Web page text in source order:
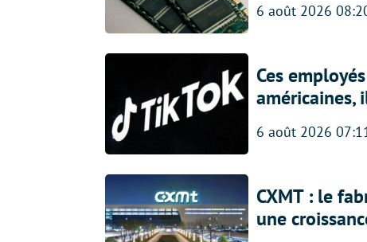
6 août 2026
Ces
américaines,
6 août 2026
CXMT : le
une